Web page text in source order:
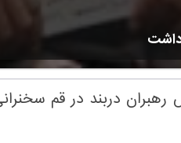
داشت
دربند در قم